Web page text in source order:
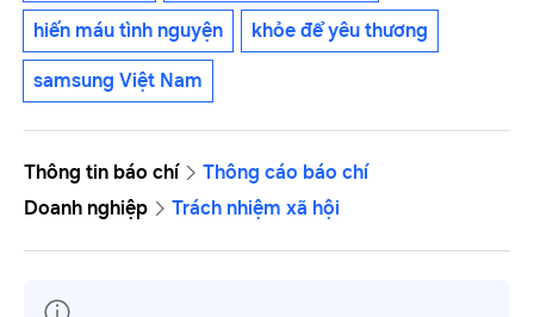
hiến máu tình nguyện khỏe để yêu thương
samsung Việt Nam
Thông tin báo chí
Thông cáo báo chí
Doanh nghiệp
Trách nhiệm xã hội